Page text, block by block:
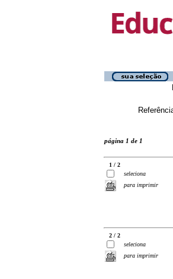
página 1 de 1
1 / 2
seleciona
para imprimir
2 / 2
seleciona
para imprimir